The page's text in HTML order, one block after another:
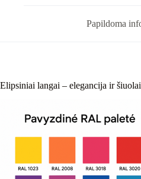
Papildoma
Elipsiniai langai – elegancija ir